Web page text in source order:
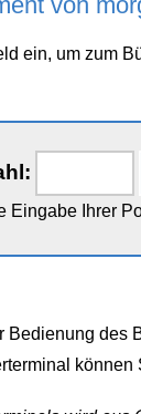
ein, um zum
Eingabe Ihrer